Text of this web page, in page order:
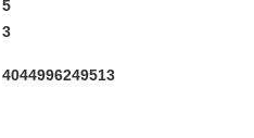
5
3
4044996249513